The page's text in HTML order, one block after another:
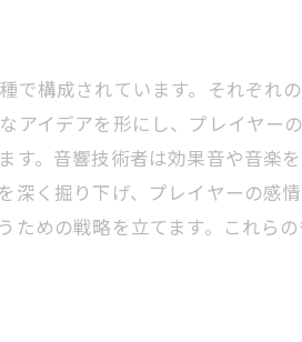
で構成されています。それぞれ
アイデアを形にし、プレイヤー
。音響技術者は効果音や音楽を
深く掘り下げ、プレイヤーの感
ための戦略を立てます。これら